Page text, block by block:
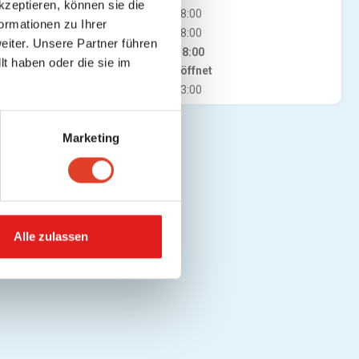
können sie die
zu Ihrer
Unsere Partner führen
haben oder die sie im
Marketing
Alle zulassen
Mi
09:00 - 18:00
Do
09:00 - 18:00
Fr
09:00 - 18:00
Jetzt geöffnet
09:00 - 13:00